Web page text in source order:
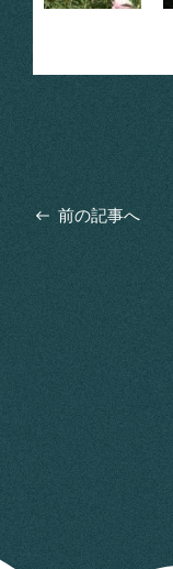
前の記事へ